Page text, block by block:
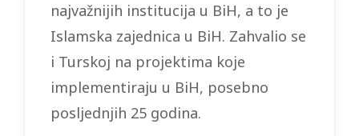
najvažnijih institucija u BiH, a to je
Islamska zajednica u BiH. Zahvalio se
i Turskoj na projektima koje
implementiraju u BiH, posebno
posljednjih 25 godina.